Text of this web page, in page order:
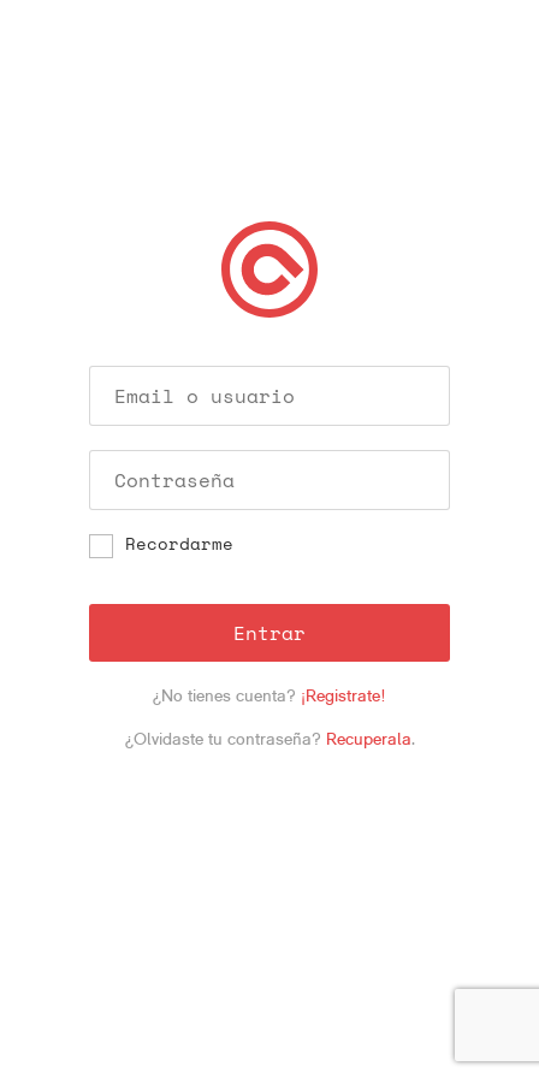
Recordarme
Entrar
¿No tienes cuenta? ¡Registrate!
¿Olvidaste tu contraseña? Recuperala.